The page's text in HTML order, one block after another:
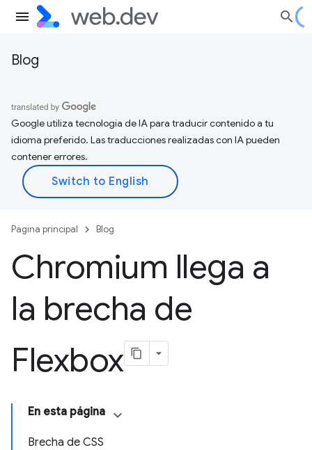
Blog
Google utiliza tecnología de IA para traducir contenido a tu
idioma preferido. Las traducciones realizadas con IA pueden
contener errores.
Página principal Blog
Chromium llega a
la brecha de
Flexbox
En esta página
Brecha de CSS